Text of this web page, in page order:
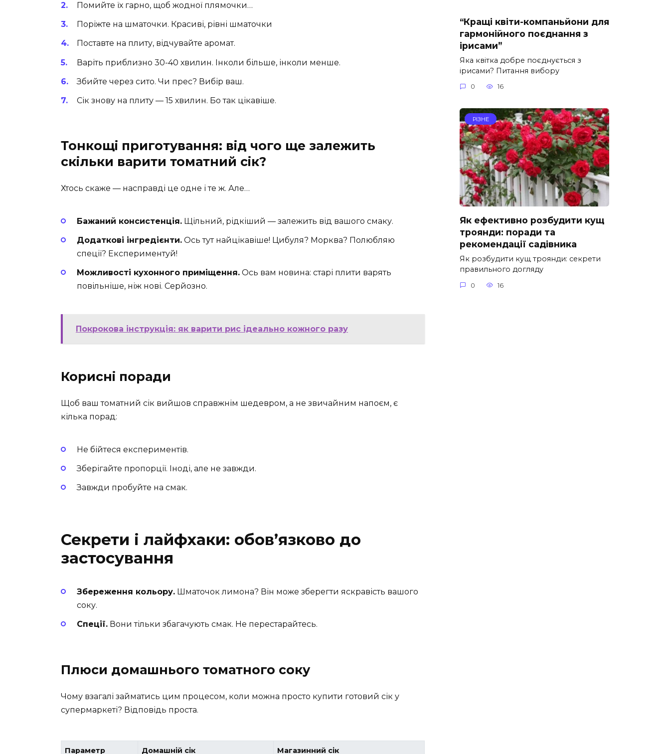
Помийте їх гарно, щоб жодної плямочки…
Поріжте на шматочки. Красиві, рівні шматочки
Поставте на плиту, відчувайте аромат.
Варіть приблизно 30-40 хвилин. Інколи більше, інколи менше.
Збийте через сито. Чи прес? Вибір ваш.
Сік знову на плиту — 15 хвилин. Бо так цікавіше.
Тонкощі приготування: від чого ще залежить
скільки варити томатний сік?
Хтось скаже — насправді це одне і те ж. Але…
Бажаний консистенція. Щільний, рідкіший — залежить від вашого смаку.
Додаткові інгредієнти. Ось тут найцікавіше! Цибуля? Морква? Полюбляю
спеції? Експериментуй!
Можливості кухонного приміщення. Ось вам новина: старі плити варять
повільніше, ніж нові. Серйозно.
Покрокова інструкція: як варити рис ідеально кожного разу
Корисні поради
Щоб ваш томатний сік вийшов справжнім шедевром, а не звичайним напоєм, є
кілька порад:
Не бійтеся експериментів.
Зберігайте пропорції. Іноді, але не завжди.
Завжди пробуйте на смак.
Секрети і лайфхаки: обов’язково до
застосування
Збереження кольору. Шматочок лимона? Він може зберегти яскравість вашого
соку.
Спеції. Вони тільки збагачують смак. Не перестарайтесь.
Плюси домашнього томатного соку
Чому взагалі займатись цим процесом, коли можна просто купити готовий сік у
супермаркеті? Відповідь проста.
Параметр Домашній сік Магазинний сік
“Кращі квіти-компаньйони для
гармонійного поєднання з
ірисами”
Яка квітка добре поєднується з
ірисами? Питання вибору
0 16
РІЗНЕ
Як ефективно розбудити кущ
троянди: поради та
рекомендації садівника
Як розбудити кущ троянди: секрети
правильного догляду
0 16